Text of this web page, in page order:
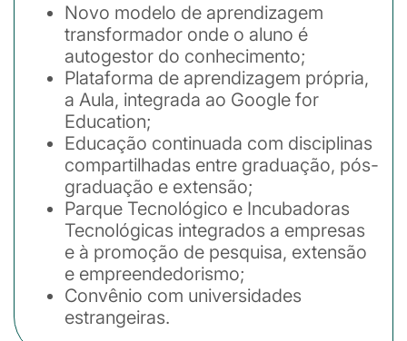
Novo modelo de aprendizagem
transformador onde o aluno é
autogestor do conhecimento;
Plataforma de aprendizagem própria,
a Aula, integrada ao Google for
Education;
Educação continuada com disciplinas
compartilhadas entre graduação, pós-
graduação e extensão;
Parque Tecnológico e Incubadoras
Tecnológicas integrados a empresas
e à promoção de pesquisa, extensão
e empreendedorismo;
Convênio com universidades
estrangeiras.